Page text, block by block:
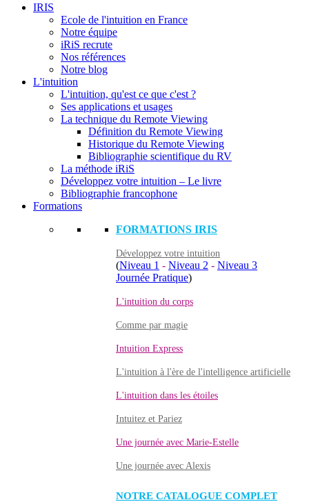
IRIS
Ecole de l'intuition en France
Notre équipe
iRiS recrute
Nos références
Notre blog
L'intuition
L'intuition, qu'est ce que c'est ?
Ses applications et usages
La technique du Remote Viewing
Définition du Remote Viewing
Historique du Remote Viewing
Bibliographie scientifique du RV
La méthode iRiS
Développez votre intuition – Le livre
Bibliographie francophone
Formations
FORMATIONS IRIS
Développez votre intuition
(Niveau 1 - Niveau 2 - Niveau 3
Journée Pratique)
L'intuition du corps
Comme par magie
Intuition Express
L'intuition à l'ère de l'intelligence artificielle
L'intuition dans les étoiles
Intuitez et Pariez
Une journée avec Marie-Estelle
Une journée avec Alexis
NOTRE CATALOGUE COMPLET